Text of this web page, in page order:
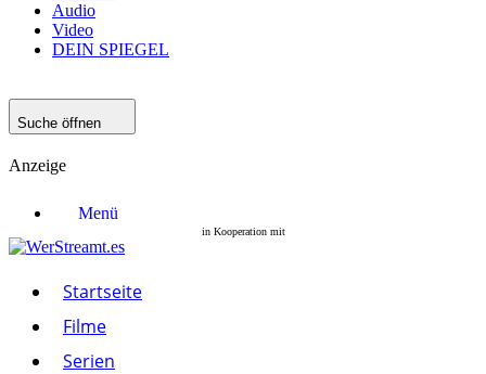
Audio
Video
DEIN SPIEGEL
Suche öffnen
Anzeige
Menü
Startseite
Serien
Streaming-Dienste
Paramount+
Startseite
Filme
Serien